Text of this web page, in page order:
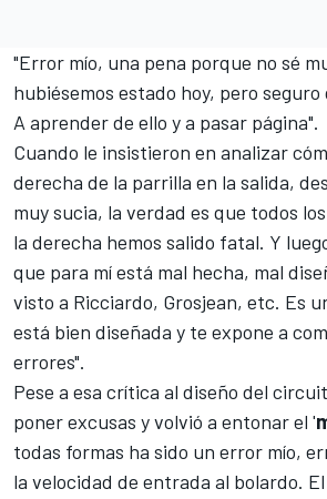
"Error mío, una pena porque no sé
hubiésemos estado hoy, pero
A aprender de ello y a pasar página".
Cuando le insistieron en analizar
derecha de la parrilla en la salida,
muy sucia, la verdad es que todos
la derecha hemos salido fatal. Y
que para mí está mal hecha, mal
visto a Ricciardo, Grosjean, etc. Es
está bien diseñada y te expone a
errores".
Pese a esa crítica al diseño del
poner excusas y volvió a entonar el '
todas formas ha sido un error mío,
la velocidad de entrada al bolardo.